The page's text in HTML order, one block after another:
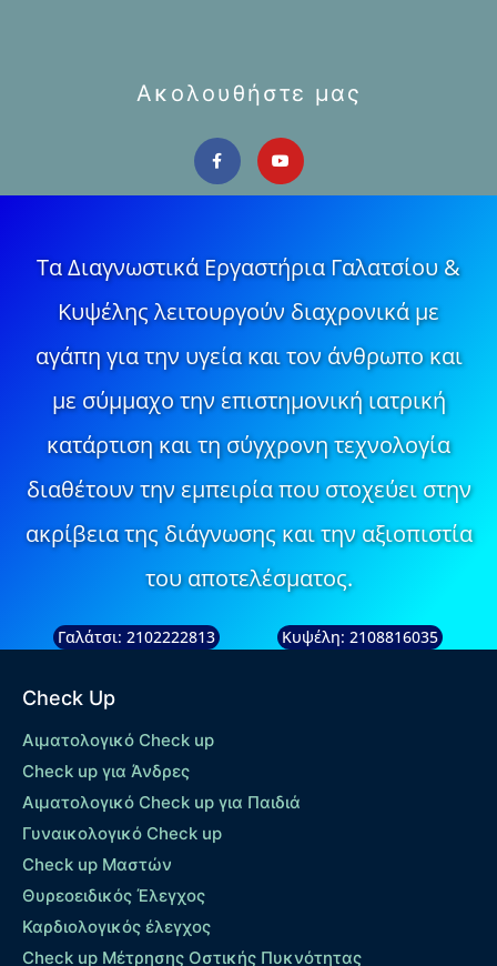
Ακολουθήστε μας
Τα Διαγνωστικά Εργαστήρια Γαλατσίου &
Κυψέλης λειτουργούν διαχρονικά με
αγάπη για την υγεία και τον άνθρωπο και
με σύμμαχο την επιστημονική ιατρική
κατάρτιση και τη σύγχρονη τεχνολογία
διαθέτουν την εμπειρία που στοχεύει στην
ακρίβεια της διάγνωσης και την αξιοπιστία
του αποτελέσματος.
Γαλάτσι: 2102222813 Κυψέλη: 2108816035
Check Up
Αιματολογικό Check up
Check up για Άνδρες
Αιματολογικό Check up για Παιδιά
Γυναικολογικό Check up
Check up Μαστών
Θυρεοειδικός Έλεγχος
Καρδιολογικός έλεγχος
Check up Mέτρησης Οστικής Πυκνότητας